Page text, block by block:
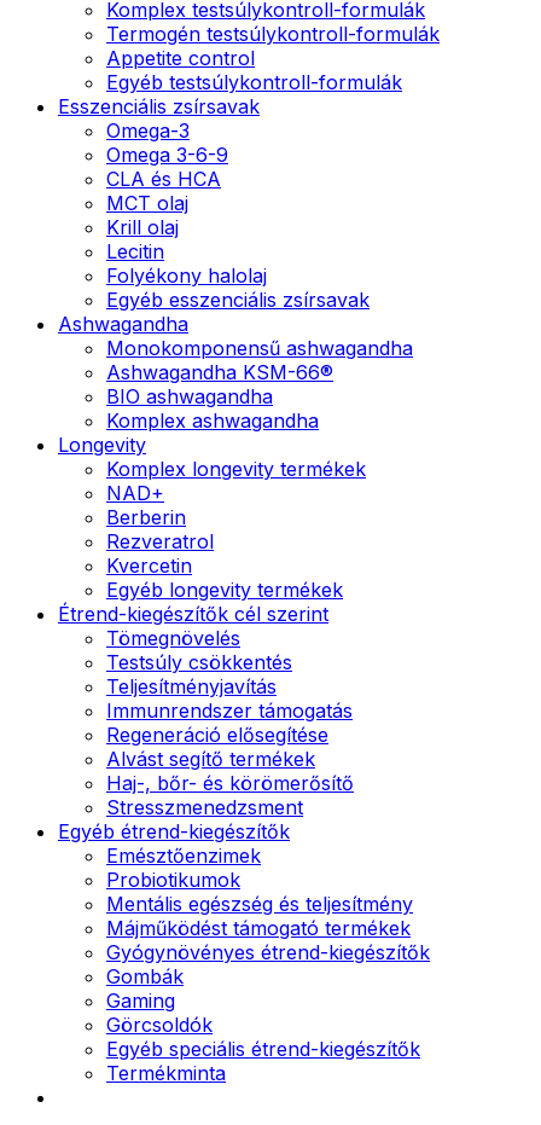
Komplex testsúlykontroll-formulák
Termogén testsúlykontroll-formulák
Appetite control
Egyéb testsúlykontroll-formulák
Esszenciális zsírsavak
Omega-3
Omega 3-6-9
CLA és HCA
MCT olaj
Krill olaj
Lecitin
Folyékony halolaj
Egyéb esszenciális zsírsavak
Ashwagandha
Monokomponensű ashwagandha
Ashwagandha KSM-66®
BIO ashwagandha
Komplex ashwagandha
Longevity
Komplex longevity termékek
NAD+
Berberin
Rezveratrol
Kvercetin
Egyéb longevity termékek
Étrend-kiegészítők cél szerint
Tömegnövelés
Testsúly csökkentés
Teljesítményjavítás
Immunrendszer támogatás
Regeneráció elősegítése
Alvást segítő termékek
Haj-, bőr- és körömerősítő
Stresszmenedzsment
Egyéb étrend-kiegészítők
Emésztőenzimek
Probiotikumok
Mentális egészség és teljesítmény
Májműködést támogató termékek
Gyógynövényes étrend-kiegészítők
Gombák
Gaming
Görcsoldók
Egyéb speciális étrend-kiegészítők
Termékminta